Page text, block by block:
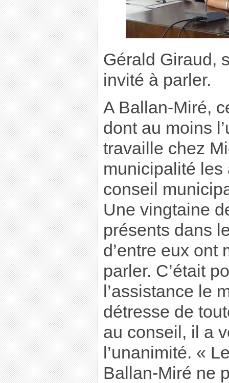
Gérald Giraud,
invité à parler.
A Ballan-Miré,
dont au moins
travaille chez
municipalité
conseil
Une vingtaine
présents dans
d’entre eux ont
parler. C’était
l’assistance le
détresse de
au conseil, il a
l’unanimité. «
Ballan-Miré ne